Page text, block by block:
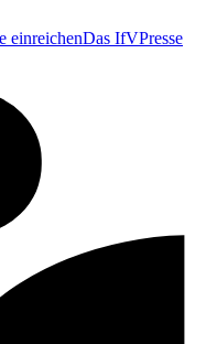
einreichenDas IfVPresse